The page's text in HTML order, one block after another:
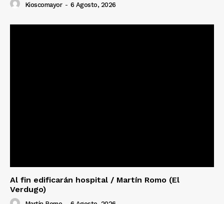
Kioscomayor - 6 Agosto, 2026
Al fin edificarán hospital / Martín Romo (El
Verdugo)